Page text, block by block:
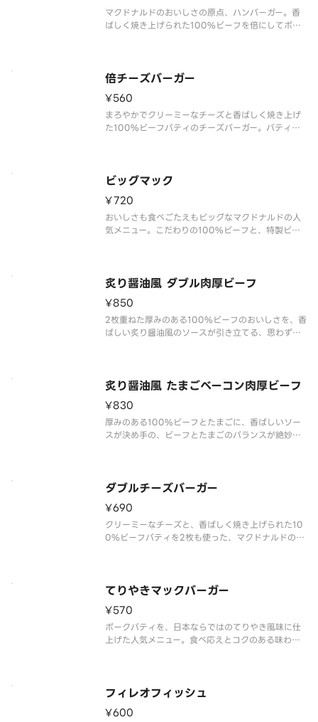
マクドナルドのおいしさの原点、ハンバーガー。香
ばしく焼き上げられた100%ビーフを倍にしてボリ
倍チーズバーガー
¥560
まろやかでクリーミーなチーズと香ばしく焼き上げ
た100%ビーフパティのチーズバーガー。パティを
ビッグマック
¥720
おいしさも食べごたえもビッグなマクドナルドの人
気メニュー。こだわりの100%ビーフと、特製ビッ
炙り醤油風 ダブル肉厚ビーフ
¥850
2枚重ねた厚みのある100%ビーフのおいしさを、香
ばしい炙り醤油風のソースが引き立てる、思わずや
炙り醤油風 たまごベーコン肉厚ビーフ
¥830
厚みのある100%ビーフとたまごに、香ばしいソー
スが決め手の、ビーフとたまごのバランスが絶妙な
ダブルチーズバーガー
¥690
クリーミーなチーズと、香ばしく焼き上げられた10
0%ビーフパティを2枚も使った、マクドナルドの人
てりやきマックバーガー
¥570
ポークパティを、日本ならではのてりやき風味に仕
上げた人気メニュー。食べ応えとコクのある味わい
フィレオフィッシュ
¥600